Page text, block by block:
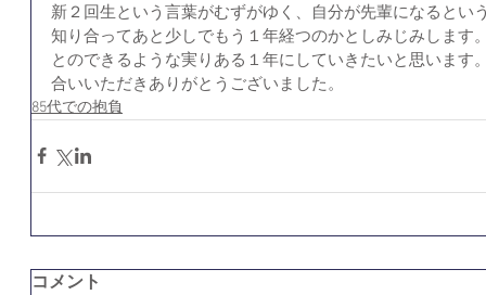
新２回生という言葉がむずがゆく、自分が先輩になるとい
知り合ってあと少しでもう１年経つのかとしみじみします
とのできるような実りある１年にしていきたいと思います
合いいただきありがとうございました。
85代での抱負
コメント